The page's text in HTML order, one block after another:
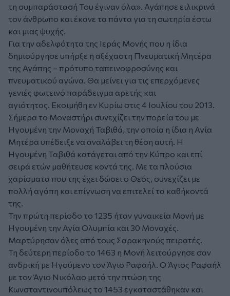
τη συμπαράστασή Του έγιναν όλα». Αγάπησε ειλικρινά
τον άνθρωπο και έκανε τα πάντα για τη σωτηρία έστω
και μιας ψυχής.
Για την αδελφότητα της Ιεράς Μονής που η ίδια
δημιούργησε υπήρξε η αξέχαστη Πνευματική Μητέρα
της Αγάπης – πρότυπο ταπεινοφροσύνης και
πνευματικού αγώνα. Θα μείνει για τις επερχόμενες
γενιές φωτεινό παράδειγμα αρετής και
αγιότητος. Εκοιμήθη εν Κυρίω στις 4 Ιουλίου του 2013.
Σήμερα το Μοναστήρι συνεχίζει την πορεία του με
Ηγουμένη την Μοναχή Ταβιθά, την οποία η ίδια η Αγία
Μητέρα υπέδειξε να αναλάβει τη θέση αυτή. Η
Ηγουμένη Ταβιθά κατάγεται από την Κύπρο και επί
σειρά ετών μαθήτευσε κοντά της. Με τα πλούσια
χαρίσματα που της έχει δώσει ο Θεός, συνεχίζει με
πολλή αγάπη και επίγνωση να επιτελεί τα καθήκοντά
της.
Την πρώτη περίοδο το 1235 ήταν γυναικεία Μονή με
Ηγουμένη την Αγία Ολυμπία και 30 Μοναχές.
Μαρτύρησαν όλες από τους Σαρακηνούς πειρατές.
Τη δεύτερη περίοδο το 1463 η Μονή λειτούργησε σαν
ανδρική με Ηγούμενο τον Άγιο Ραφαήλ. Ο Άγιος Ραφαήλ
με τον Άγιο Νικόλαο μετά την πτώση της
Κωνσταντινουπόλεως το 1453 εγκαταστάθηκαν και